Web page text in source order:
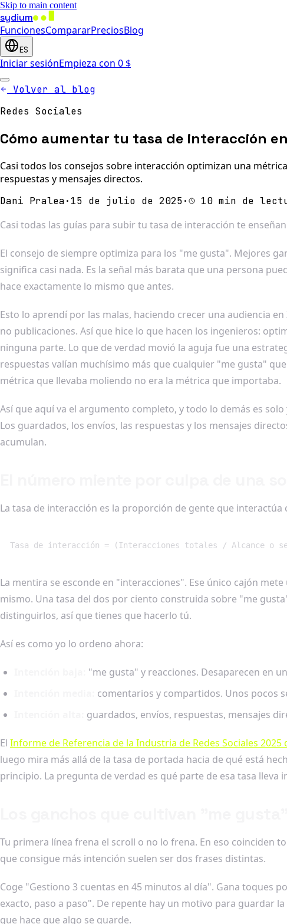
Skip to main content
sydium
FuncionesCompararPreciosBlog
ES
Iniciar sesiónEmpieza con 0 $
Volver al blog
Redes Sociales
Cómo aumentar tu tasa de interacción
Casi todos los consejos sobre interacción optimizan una
respuestas y mensajes directos.
Dani Pralea· 15 de julio de 2025· 10 min de
Casi todas las guías para subir tu tasa de interacción te
El consejo de siempre optimiza para los "me gusta". Mejores
significa casi nada. Es la señal más barata que una persona
hace exactamente lo mismo que antes.
Esto lo aprendí por las malas, haciendo crecer una audiencia
no publicaciones. Así que hice lo que hacen los ingenieros:
ninguna parte. Lo que de verdad movió la aguja fue una
respuestas valían muchísimo más que cualquier "me gusta"
métrica que llevaba moliendo no era la métrica que importaba.
Así que aquí va el argumento completo, y todo lo demás es
Los guardados, los envíos, las respuestas y los mensajes
acumulan.
La tasa de interacción es la proporción de gente que
Tasa de interacción = (Interacciones totales / Alcance o
La mentira se esconde en "interacciones". Ese único cajón
mismo. Una tasa del dos por ciento construida sobre "me
distinguirlos, así que tienes que hacerlo tú.
Así es como yo lo ordeno ahora:
"me gusta" y reacciones. Desaparecen en
comentarios y compartidos. Unos pocos
guardados, envíos, respuestas, mensajes
El Informe de Referencia de la Industria de Redes Sociales 2025
luego mira más allá de la tasa de portada hacia de qué está
principio. La pregunta de verdad es qué parte de esa tasa lleva
Tu primera línea frena el scroll o no lo frena. En eso coinciden
que consigue más intención suelen ser dos frases distintas.
Coge "Gestiono 3 cuentas en 45 minutos al día". Gana toques
exacto, paso a paso". De repente hay un motivo para guardar
que hace que algo se guarde.